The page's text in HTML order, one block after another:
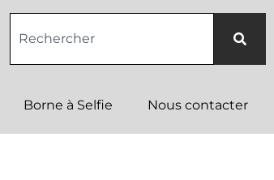
Borne à Selfie Nous contacter